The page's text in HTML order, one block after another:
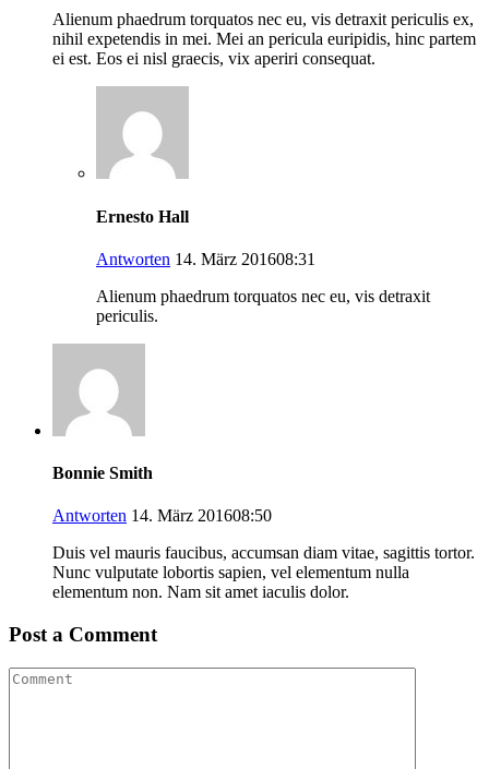
Alienum phaedrum torquatos nec eu, vis detraxit periculis ex,
nihil expetendis in mei. Mei an pericula euripidis, hinc partem
ei est. Eos ei nisl graecis, vix aperiri consequat.
Ernesto Hall
Antworten 14. März 201608:31
Alienum phaedrum torquatos nec eu, vis detraxit
periculis.
Bonnie Smith
Antworten 14. März 201608:50
Duis vel mauris faucibus, accumsan diam vitae, sagittis tortor.
Nunc vulputate lobortis sapien, vel elementum nulla
elementum non. Nam sit amet iaculis dolor.
Post a Comment